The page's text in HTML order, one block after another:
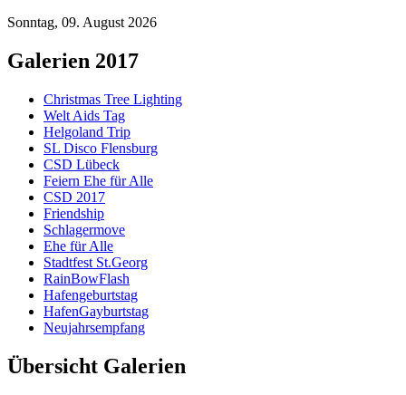
Sonntag, 09. August 2026
Galerien 2017
Christmas Tree Lighting
Welt Aids Tag
Helgoland Trip
SL Disco Flensburg
CSD Lübeck
Feiern Ehe für Alle
CSD 2017
Friendship
Schlagermove
Ehe für Alle
Stadtfest St.Georg
RainBowFlash
Hafengeburtstag
HafenGayburtstag
Neujahrsempfang
Übersicht Galerien